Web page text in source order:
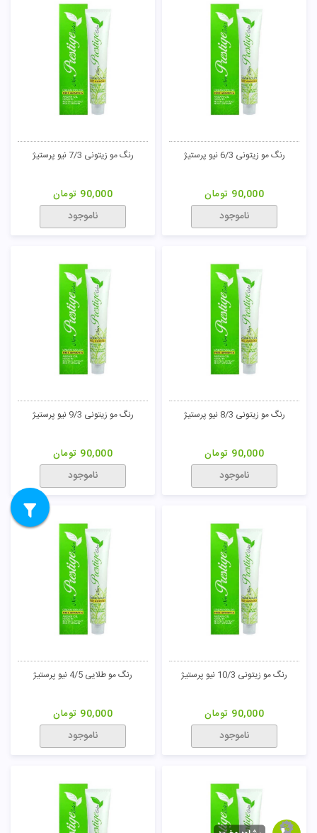
رنگ مو زیتونی 6/3 نیو پرستیژ
90,000 تومان
ناموجود
رنگ مو زیتونی 7/3 نیو پرستیژ
90,000 تومان
ناموجود
رنگ مو زیتونی 8/3 نیو پرستیژ
90,000 تومان
ناموجود
رنگ مو زیتونی 9/3 نیو پرستیژ
90,000 تومان
ناموجود
رنگ مو زیتونی 10/3 نیو پرستیژ
90,000 تومان
ناموجود
رنگ مو طلایی 4/5 نیو پرستیژ
90,000 تومان
ناموجود